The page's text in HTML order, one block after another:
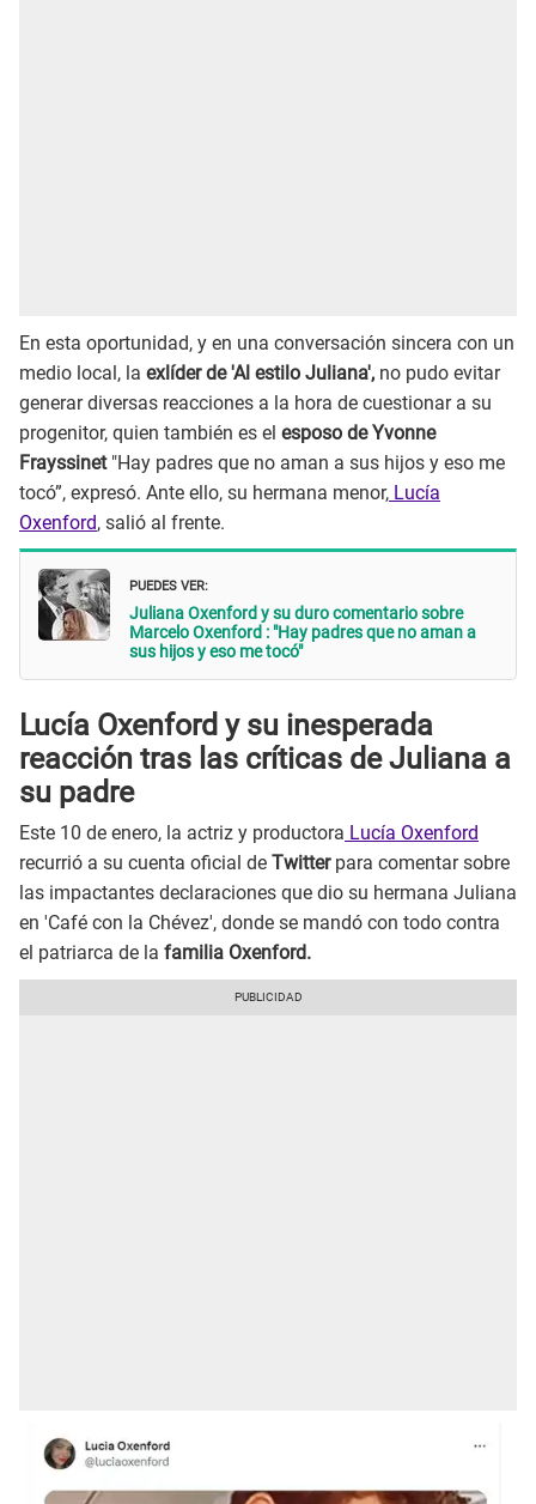
En esta oportunidad, y en una conversación sincera con un
medio local, la exlíder de 'Al estilo Juliana', no pudo evitar
generar diversas reacciones a la hora de cuestionar a su
progenitor, quien también es el esposo de Yvonne
Frayssinet"Hay padres que no aman a sus hijos y eso me
tocó”, expresó. Ante ello, su hermana menor, Lucía
Oxenford, salió al frente.
PUEDES VER:
Juliana Oxenford y su duro comentario sobre
Marcelo Oxenford : "Hay padres que no aman a
sus hijos y eso me tocó"
Lucía Oxenford y su inesperada
reacción tras las críticas de Juliana a
su padre
Este 10 de enero, la actriz y productora Lucía Oxenford
recurrió a su cuenta oficial de Twitter para comentar sobre
las impactantes declaraciones que dio su hermana Juliana
en 'Café con la Chévez', donde se mandó con todo contra
el patriarca de la familia Oxenford.